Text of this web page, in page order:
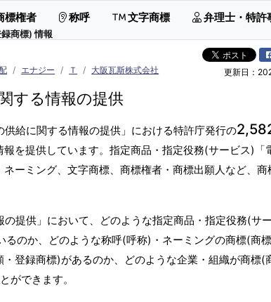
商標) 情報
標権者 称呼 文字商標 弁理士・特許
エナジー Ｔ 大阪瓦斯株式会社 更新日：
する情報の提供
給に関する情報の提供」における特許庁発行の
を提供しています。指定商品・指定役務(サービス)「
ーミング、文字商標、商標権者・商標出願人など、商
提供」において、どのような指定商品・指定役務(サ
のか、どのような称呼(呼称)・ネーミングの商標(商
登録商標)があるのか、どのような企業・組織が商標(
ができます。